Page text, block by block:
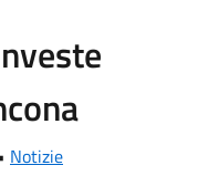
Notizie